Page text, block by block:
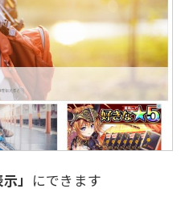
」 にできます